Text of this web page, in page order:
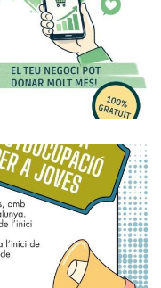
A
A